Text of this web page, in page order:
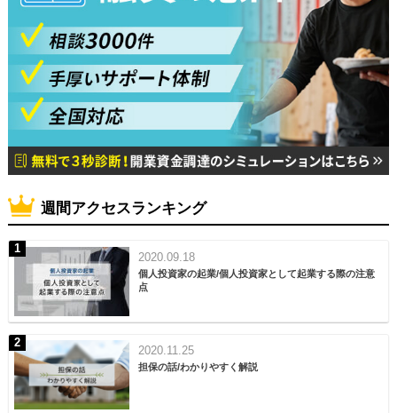
週間アクセスランキング
2020.09.18
個人投資家の起業/個人投資家として起業する際の注意
点
2020.11.25
担保の話/わかりやすく解説